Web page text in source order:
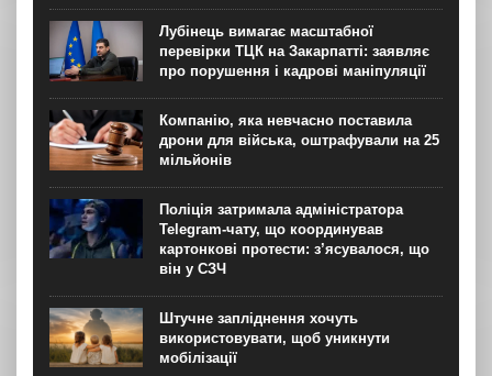
Лубінець вимагає масштабної
перевірки ТЦК на Закарпатті: заявляє
про порушення і кадрові маніпуляції
Компанію, яка невчасно поставила
дрони для війська, оштрафували на 25
мільйонів
Поліція затримала адміністратора
Telegram-чату, що координував
картонкові протести: з’ясувалося, що
він у СЗЧ
Штучне запліднення хочуть
використовувати, щоб уникнути
мобілізації